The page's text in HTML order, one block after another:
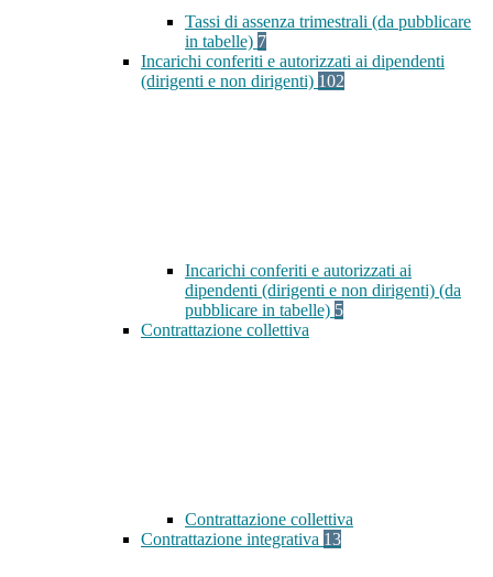
Tassi di assenza trimestrali (da pubblicare
in tabelle) 7
Incarichi conferiti e autorizzati ai dipendenti
(dirigenti e non dirigenti) 102
Incarichi conferiti e autorizzati ai
dipendenti (dirigenti e non dirigenti) (da
pubblicare in tabelle) 5
Contrattazione collettiva
Contrattazione collettiva
Contrattazione integrativa 13